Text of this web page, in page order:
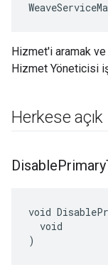
Hizmet'i aramak
Hizmet Yöneticisi
Herkese
DisablePrimary
void
  void
)